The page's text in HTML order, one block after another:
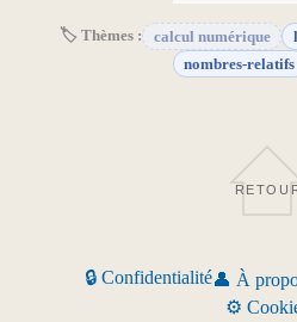
🏷 Thèmes : calcul numérique
nombres-relatifs
🔒 Confidentialité👤 À
⚙️